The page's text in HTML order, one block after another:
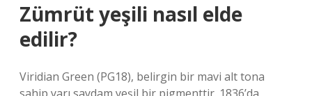
Zümrüt yeşili nasıl elde
edilir?
Viridian Green (PG18), belirgin bir mavi alt tona